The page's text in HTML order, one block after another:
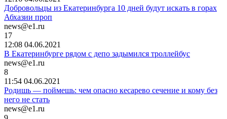
Добровольцы из Екатеринбурга 10 дней будут искать в горах
Абхазии проп
news@e1.ru
17
12:08 04.06.2021
В Екатеринбурге рядом с депо задымился троллейбус
news@e1.ru
8
11:54 04.06.2021
Родишь — поймешь: чем опасно кесарево сечение и кому без
него не стать
news@e1.ru